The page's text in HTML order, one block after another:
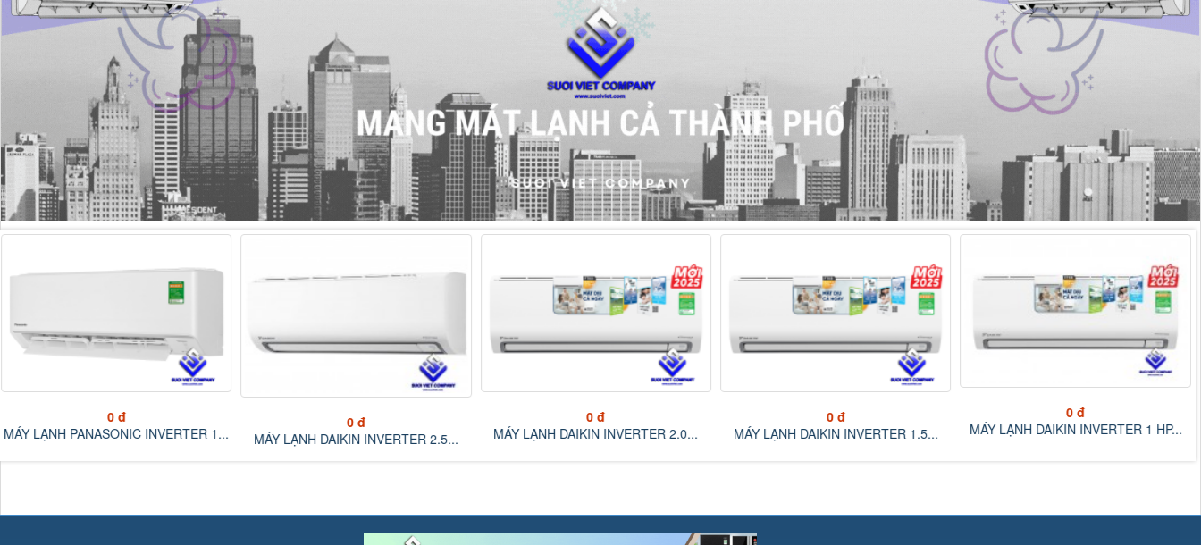
0 đ
MÁY LẠNH DAIKIN INVERTER 2.5...
0 đ
MÁY LẠNH DAIKIN INVERTER 2.0...
0 đ
MÁY LẠNH DAIKIN INVERTER 1.5...
0 đ
MÁY LẠNH DAIKIN INVERTER 1 HP...
MÁY LẠNH MIDEA INVERTER 1.5 HP...